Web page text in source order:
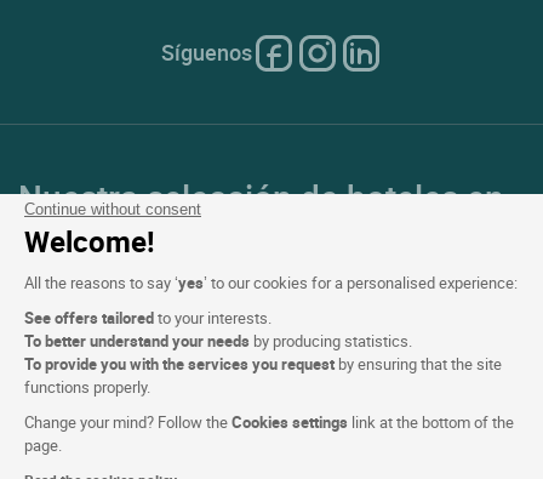
Continue without consent
Welcome!
All the reasons to say ‘yes’ to our cookies for a personalised experience:
See offers tailoredto your interests.
To better understand your needs by producing statistics.
To provide you with the services you request by ensuring that the site
functions properly.
Change your mind? Follow theCookies settings link at the bottom of the
page.
Síguenos
Nuestra selección de hoteles en
Francia y en Europa
Top de países
Top de regiones
Top de ciudades
Top de hoteles